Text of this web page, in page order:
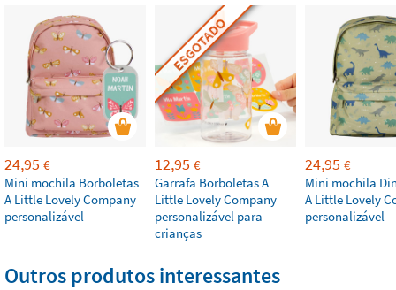
24,95 €
Mini mochila Borboletas
A Little Lovely Company
personalizável
ESGOTADO
12,95 €
Garrafa Borboletas A
Little Lovely Company
personalizável para
crianças
24,95 €
Mini mochila
A Little Lovely
personalizável
Outros produtos interessantes